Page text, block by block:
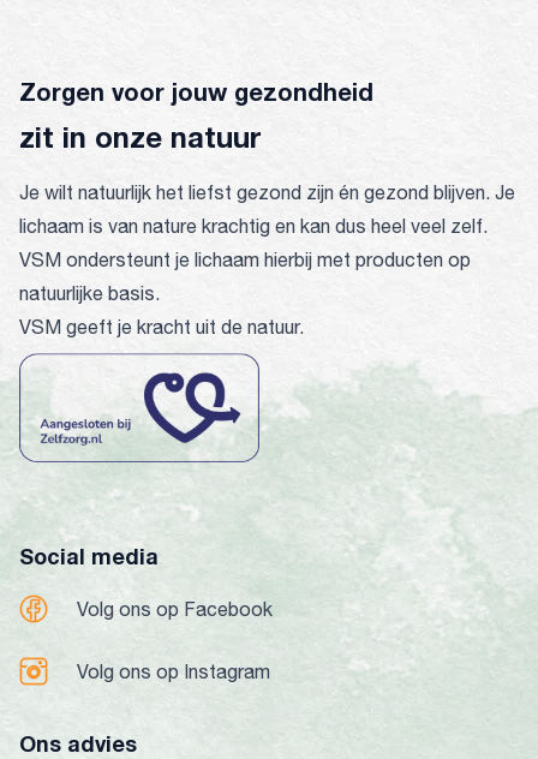
Zorgen voor jouw gezondheid
zit in onze natuur
Je wilt natuurlijk het liefst gezond zijn én gezond blijven. Je
lichaam is van nature krachtig en kan dus heel veel zelf.
VSM ondersteunt je lichaam hierbij met producten op
natuurlijke basis.
VSM geeft je kracht uit de natuur.
Social media
Volg ons op Facebook
Volg ons op Instagram
Ons advies